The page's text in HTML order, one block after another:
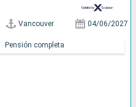
Vancouver 04/06/2027
Pensión completa